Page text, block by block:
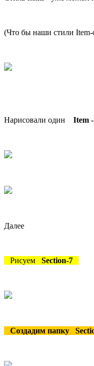
(Что бы наши стили
Нарисовали один Item -
Далее
Рисуем Section-7
Создадим папку